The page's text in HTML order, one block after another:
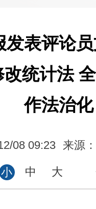
发表评论
统计法
作法治化
08 09:23 来源
小 中 大